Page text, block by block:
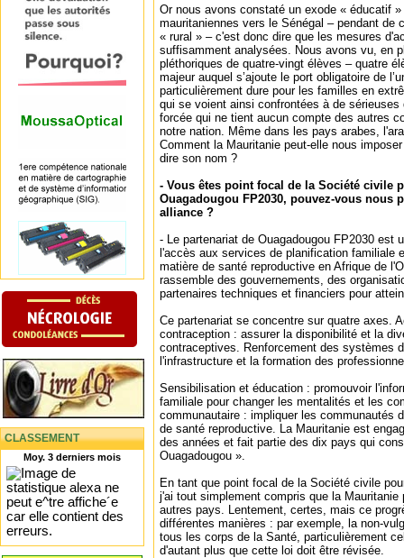
CLASSEMENT
Moy. 3 derniers mois
Or nous avons constaté un exode « éducatif
mauritaniennes vers le Sénégal – pendant de
« rural » – c'est donc dire que les mesures
suffisamment analysées. Nous avons vu, en
pléthoriques de quatre-vingt élèves – quatre
majeur auquel s’ajoute le port obligatoire de
particulièrement dure pour les familles en
qui se voient ainsi confrontées à de
forcée qui ne tient aucun compte des autres
notre nation. Même dans les pays arabes,
Comment la Mauritanie peut-elle nous
dire son nom ?
- Vous êtes point focal de la Société civile
Ouagadougou FP2030, pouvez-vous nous
alliance ?
- Le partenariat de Ouagadougou FP2030 est
l'accès aux services de planification familiale
matière de santé reproductive en Afrique de
rassemble des gouvernements, des
partenaires techniques et financiers pour
Ce partenariat se concentre sur quatre axes.
contraception : assurer la disponibilité et la
contraceptives. Renforcement des systèmes
l'infrastructure et la formation des
Sensibilisation et éducation : promouvoir
familiale pour changer les mentalités et les
communautaire : impliquer les communautés
de santé reproductive. La Mauritanie est
des années et fait partie des dix pays qui
Ouagadougou ».
En tant que point focal de la Société civile
j'ai tout simplement compris que la Mauritanie
autres pays. Lentement, certes, mais ce
différentes manières : par exemple, la non-
tous les corps de la Santé, particulièrement
d'autant plus que cette loi doit être révisée.